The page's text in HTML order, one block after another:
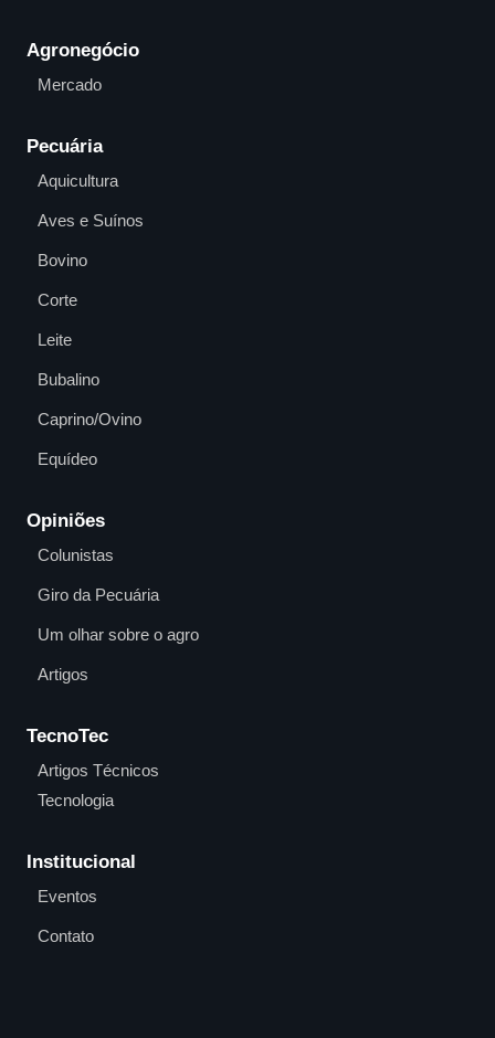
Agronegócio
Mercado
Pecuária
Aquicultura
Aves e Suínos
Bovino
Corte
Leite
Bubalino
Caprino/Ovino
Equídeo
Opiniões
Colunistas
Giro da Pecuária
Um olhar sobre o agro
Artigos
TecnoTec
Artigos Técnicos
Tecnologia
Institucional
Eventos
Contato